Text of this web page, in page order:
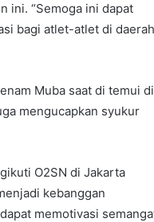
ini. “Semoga ini dapat
bagi atlet-atlet di daerah
Muba saat di temui di
mengucapkan syukur
O2SN di Jakarta
kebanggan
memotivasi